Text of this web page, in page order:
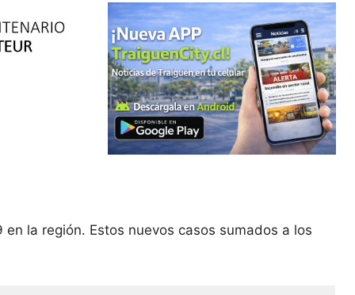
la región. Estos nuevos casos sumados a los